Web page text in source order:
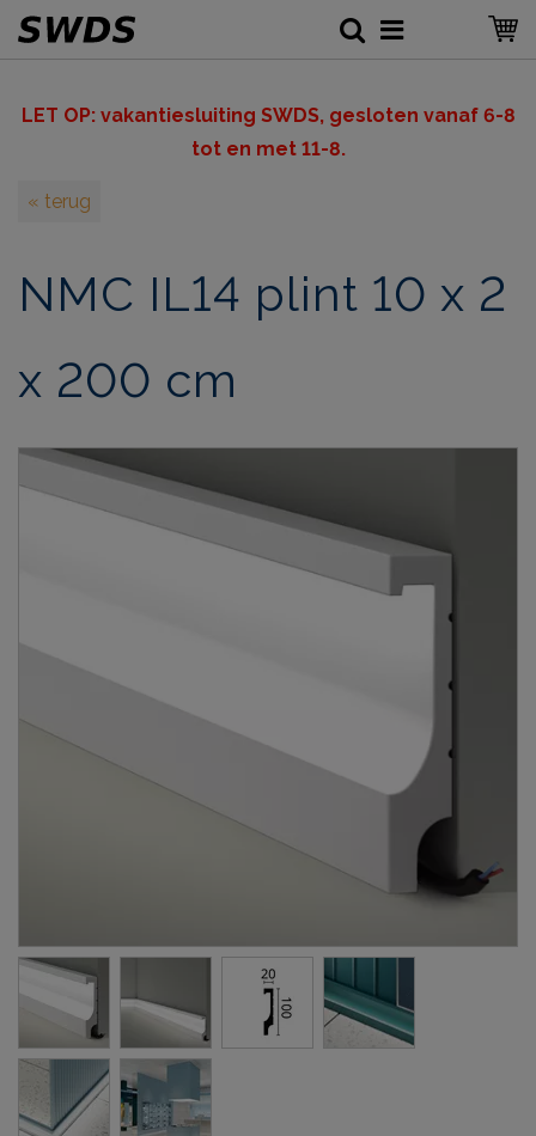
LET OP: vakantiesluiting SWDS, gesloten vanaf 6-8
tot en met 11-8.
« terug
NMC IL14 plint 10 x 2
x 200 cm